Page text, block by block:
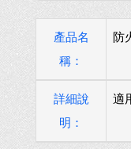
產品名
稱：
防
詳細說
明：
適